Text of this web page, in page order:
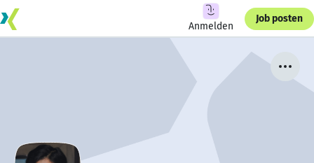
Anmelden
Job posten